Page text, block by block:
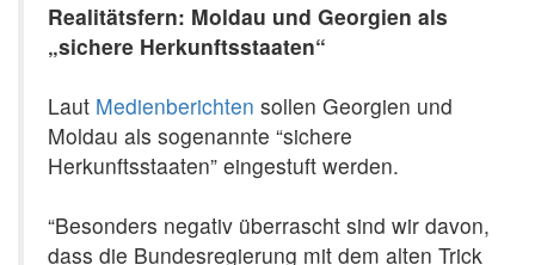
Realitätsfern: Moldau und Georgien als
„sichere Herkunftsstaaten“
Laut Medienberichten sollen Georgien und
Moldau als sogenannte “sichere
Herkunftsstaaten” eingestuft werden.
“Besonders negativ überrascht sind wir davon,
dass die Bundesregierung mit dem alten Trick